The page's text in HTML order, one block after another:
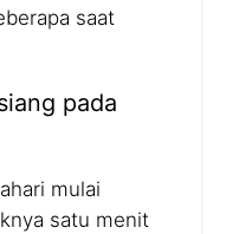
saat
pada
mulai
satu menit